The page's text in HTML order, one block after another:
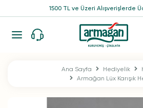
1500 TL ve Üzeri Alışverişlerde
Ana Sayfa Hediyelik
Armağan Lüx Karışık